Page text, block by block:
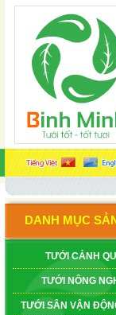
DANH MỤC
TƯỚI CẢNH
TƯỚI NÔNG
TƯỚI SÂN VẬN